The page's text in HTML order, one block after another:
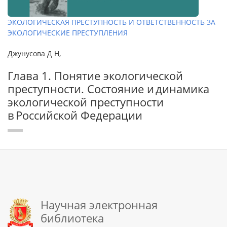
ЭКОЛОГИЧЕСКАЯ ПРЕСТУПНОСТЬ И ОТВЕТСТВЕННОСТЬ ЗА
ЭКОЛОГИЧЕСКИЕ ПРЕСТУПЛЕНИЯ
Джунусова Д Н,
Глава 1. Понятие экологической
преступности. Состояние и динамика
экологической преступности
в Российской Федерации
Научная электронная
библиотека